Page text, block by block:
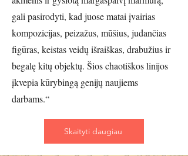
gali pasirodyti, kad juose matai įvairias
kompozicijas, peizažus, mūšius, judančias
figūras, keistas veidų išraiškas, drabužius ir
begalę kitų objektų. Šios chaotiškos linijos
įkvepia kūrybingą genijų naujiems
darbams.“
Skaityti daugiau